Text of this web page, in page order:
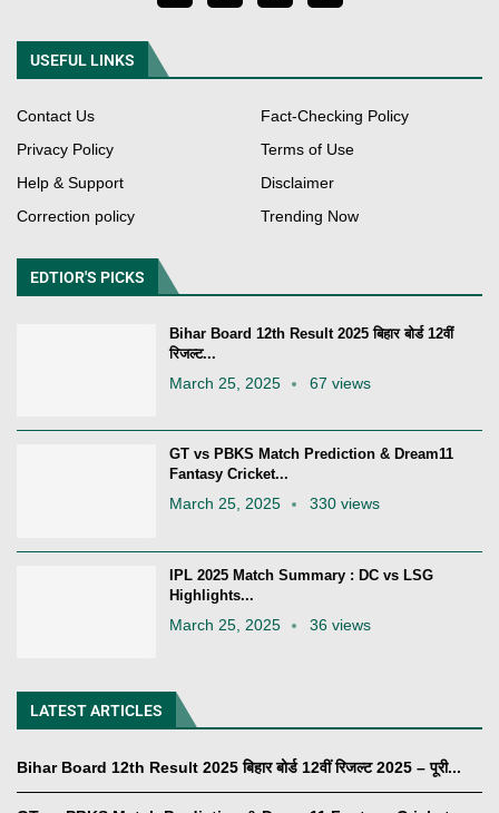
USEFUL LINKS
Contact Us
Fact-Checking Policy
Privacy Policy
Terms of Use
Help & Support
Disclaimer
Correction policy
Trending Now
EDTIOR'S PICKS
Bihar Board 12th Result 2025 बिहार बोर्ड 12वीं
रिजल्ट...
March 25, 2025 67 views
GT vs PBKS Match Prediction & Dream11
Fantasy Cricket...
March 25, 2025 330 views
IPL 2025 Match Summary : DC vs LSG
Highlights...
March 25, 2025 36 views
LATEST ARTICLES
Bihar Board 12th Result 2025 बिहार बोर्ड 12वीं रिजल्ट 2025 – पूरी...